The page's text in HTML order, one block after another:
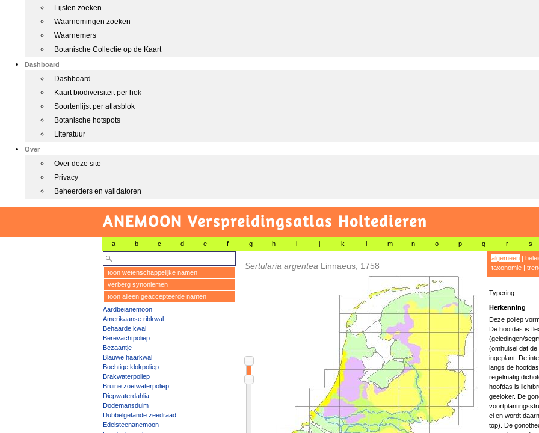
Lijsten zoeken
Waarnemingen zoeken
Waarnemers
Botanische Collectie op de Kaart
Dashboard
Dashboard
Kaart biodiversiteit per hok
Soortenlijst per atlasblok
Botanische hotspots
Literatuur
Over
Over deze site
Privacy
Beheerders en validatoren
ANEMOON Verspreidingsatlas Holtedieren
a b c d e f g h i j k l m n o p q r s
toon wetenschappelijke namen
verberg synoniemen
toon alleen geaccepteerde namen
Aardbeianemoon
Amerikaanse ribkwal
Behaarde kwal
Berevachtpoliep
Bezaantje
Blauwe haarkwal
Bochtige klokpoliep
Brakwaterpoliep
Bruine zoetwaterpoliep
Diepwaterdahlia
Dodemansduim
Dubbelgetande zeedraad
Edelsteenanemoon
Sertularia argentea Linnaeus, 1758
algemeen|
taxonomie|
Typering:
Herkenning
Deze poliep
De hoofdas is
(geledingen/
(omhulsel dat
ingeplant. De
langs de
regelmatig
hoofdas is
geeloker. De
ei en wordt
top). De